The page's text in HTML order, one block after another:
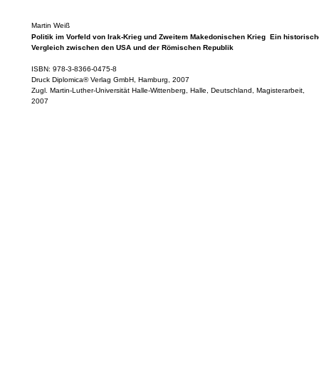
Martin Weiß
Politik im Vorfeld von Irak-Krieg und Zweitem Makedonischen Krieg ­ Ein
Vergleich zwischen den USA und der Römischen Republik
ISBN: 978-3-8366-0475-8
Druck Diplomica® Verlag GmbH, Hamburg, 2007
Zugl. Martin-Luther-Universität Halle-Wittenberg, Halle, Deutschland, Magisterarbeit,
2007